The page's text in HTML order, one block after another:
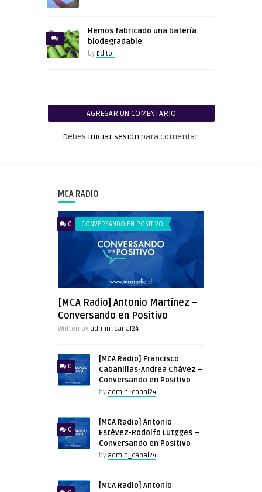
Hemos fabricado una batería
biodegradable
by Editor
AGREGAR UN COMENTARIO
Debes iniciar sesión para comentar.
MCA RADIO
0 CONVERSANDO EN POSITIVO
[MCA Radio] Antonio Martínez –
Conversando en Positivo
Written by admin_canal24
0
[MCA Radio] Francisco
Cabanillas-Andrea Chávez –
Conversando en Positivo
by admin_canal24
0
[MCA Radio] Antonio
Estévez-Rodolfo Lutgges –
Conversando en Positivo
by admin_canal24
[MCA Radio] Antonio